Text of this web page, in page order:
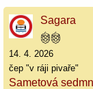
Sagara
14. 4. 2026
čep "v ráji pivaře"
Sametová